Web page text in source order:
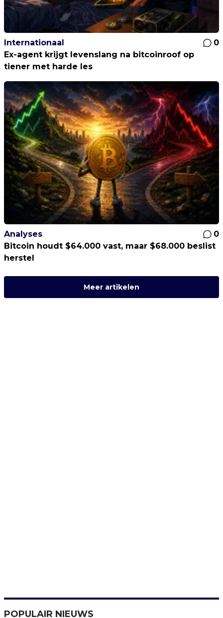
Internationaal
0
Ex-agent krijgt levenslang na bitcoinroof op
tiener met harde les
Analyses
0
Bitcoin houdt $64.000 vast, maar $68.000 beslist
herstel
Meer artikelen
POPULAIR NIEUWS